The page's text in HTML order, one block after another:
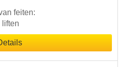
feiten:
liften